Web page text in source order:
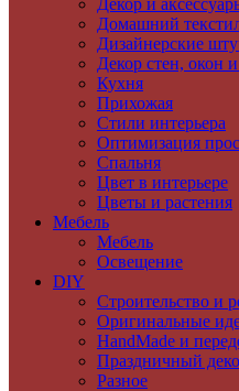
Декор и
Домашний
Дизайнерские
Декор стен, окон
Кухня
Прихожая
Стили интерьера
Оптимизация
Спальня
Цвет в интерьере
Цветы и растения
Мебель
Мебель
Освещение
DIY
Строительство и
Оригинальные
HandMade и
Праздничный
Разное